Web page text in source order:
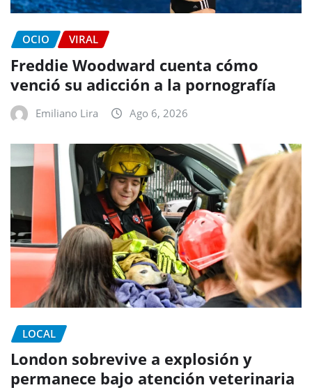
OCIO VIRAL
Freddie Woodward cuenta cómo
venció su adicción a la pornografía
Emiliano Lira Ago 6, 2026
LOCAL
London sobrevive a explosión y
permanece bajo atención veterinaria